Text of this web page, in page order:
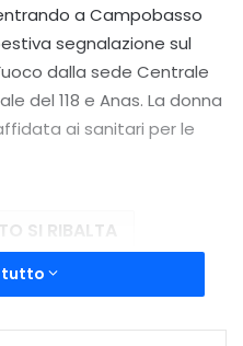
a Campobasso
segnalazione sul
dalla sede Centrale
del 118 e Anas. La donna
ai sanitari per le
SI RIBALTA
SS17
tutto